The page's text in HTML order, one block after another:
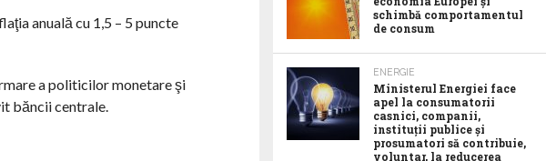
anuală cu 1,5 – 5 puncte
a politicilor monetare şi
băncii centrale.
schimbă comportamentul
de consum
ENERGIE
Ministerul Energiei face
apel la consumatorii
casnici, companii,
instituții publice și
prosumatori să contribuie,
voluntar, la reducerea